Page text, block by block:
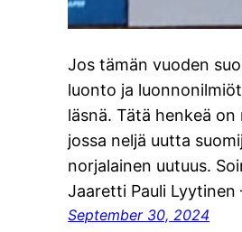
Jos tämän vuoden
luonto ja
läsnä. Tätä henkeä
jossa neljä uutta
norjalainen uutuus.
Jaaretti Pauli
September 30, 2024